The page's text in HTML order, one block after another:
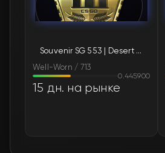
FN
FN Souvenir SG 553 | Desert Blossom (Well-Worn)
Well-Worn / 713
0.445900
15 дн. на рынке